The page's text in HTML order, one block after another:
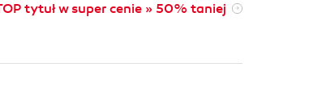
tytuł w super cenie » 50% taniej